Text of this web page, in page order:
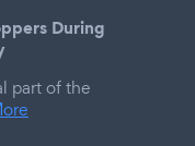
During
part of the